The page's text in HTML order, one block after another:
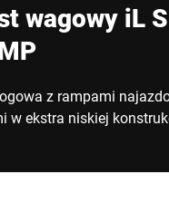
wagowy iL
z rampami
w ekstra niskiej